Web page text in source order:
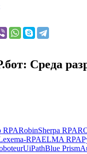
Среда
RPARobinSherpa RPA
RPAELMA RPA
UiPathBlue Prism